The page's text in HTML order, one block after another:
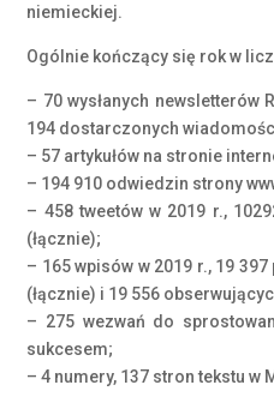
niemieckiej.
Ogólnie kończący się rok w
– 70 wysłanych newsletterów
194 dostarczonych
– 57 artykułów na stronie
– 194 910 odwiedzin strony
– 458 tweetów w 2019 r.,
(łącznie);
– 165 wpisów w 2019 r., 19
(łącznie) i 19 556
– 275 wezwań do
sukcesem;
– 4 numery, 137 stron tekstu w